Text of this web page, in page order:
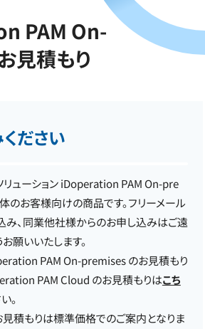
PAM On-
見積もり
ださい
リューション iDoperation PAM On-pre
のお客様向けの商品です。フリーメール
み、同業他社様からのお申し込みはご遠
願いいたします。
PAM On-premises のお見積もり
PAM Cloud のお見積もりはこち
。
積もりは標準価格でのご案内となりま